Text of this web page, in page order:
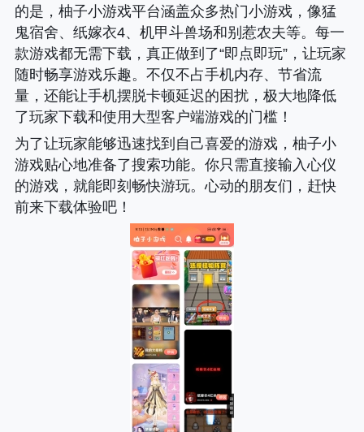
的是，柚子小游戏平台涵盖众多热门小游戏，像猛
鬼宿舍、纸嫁衣4、机甲斗兽场和别惹农夫等。每一
款游戏都无需下载，真正做到了“即点即玩”，让玩家
随时畅享游戏乐趣。不仅不占手机内存、节省流
量，还能让手机摆脱卡顿延迟的困扰，极大地降低
了玩家下载和使用大型客户端游戏的门槛！
为了让玩家能够迅速找到自己喜爱的游戏，柚子小
游戏贴心地准备了搜索功能。你只需直接输入心仪
的游戏，就能即刻畅快游玩。心动的朋友们，赶快
前来下载体验吧！